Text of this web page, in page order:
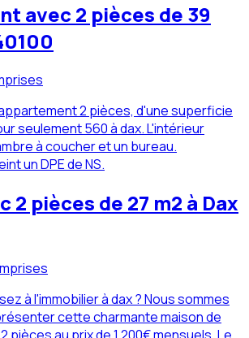
avec 2 pièces de 39
2 pièces, d'une superficie
seulement 560 à dax. L'intérieur
à coucher et un bureau.
un DPE de NS.
2 pièces de 27 m2 à Dax
à l'immobilier à dax ? Nous sommes
cette charmante maison de